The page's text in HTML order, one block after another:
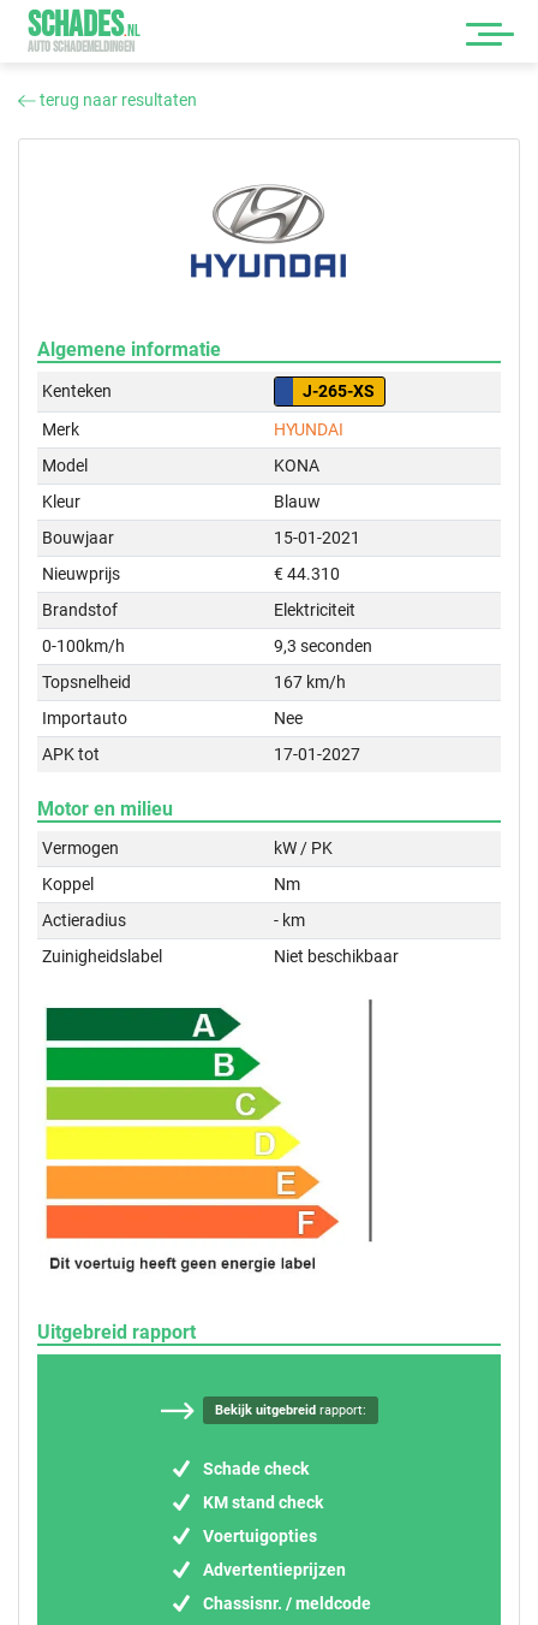
SCHADES.NL
AUTO SCHADEMELDINGEN
terug naar resultaten
Algemene informatie
Kenteken
J-265-XS
Merk
HYUNDAI
Model
KONA
Kleur
Blauw
Bouwjaar
15-01-2021
Nieuwprijs
€ 44.310
Brandstof
Elektriciteit
0-100km/h
9,3 seconden
Topsnelheid
167 km/h
Importauto
Nee
APK tot
17-01-2027
Motor en milieu
Vermogen
kW / PK
Koppel
Nm
Actieradius
- km
Zuinigheidslabel
Niet beschikbaar
Uitgebreid rapport
Bekijk uitgebreidrapport:
Schade check
KM stand check
Voertuigopties
Advertentieprijzen
Chassisnr. / meldcode